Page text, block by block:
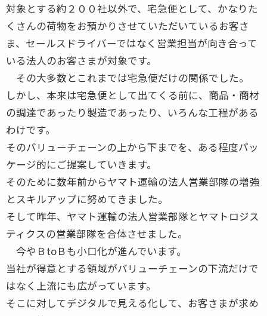
対象とする約２００社以外で、宅急便として、かなりた
くさんの荷物をお預かりさせていただいているお客さ
ま、セールスドライバーではなく営業担当が向き合って
いる法人のお客さまが対象です。
その大多数とこれまでは宅急便だけの関係でした。
しかし、本来は宅急便として出てくる前に、商品・商材
の調達であったり製造であったり、いろんな工程がある
わけです。
そのバリューチェーンの上から下までを、ある程度パッ
ケージ的にご提案していきます。
そのために数年前からヤマト運輸の法人営業部隊の増強
とスキルアップに努めてきました。
そして昨年、ヤマト運輸の法人営業部隊とヤマトロジス
ティクスの営業部隊を合体させました。
今やＢtoＢも小口化が進んでいます。
当社が得意とする領域がバリューチェーンの下流だけで
はなく上流にも広がっています。
そこに対してデジタルで見える化して、お客さまが求め